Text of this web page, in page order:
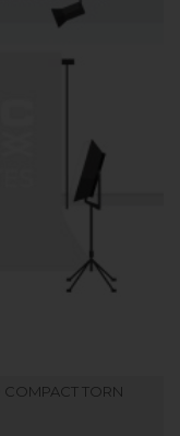
TORN